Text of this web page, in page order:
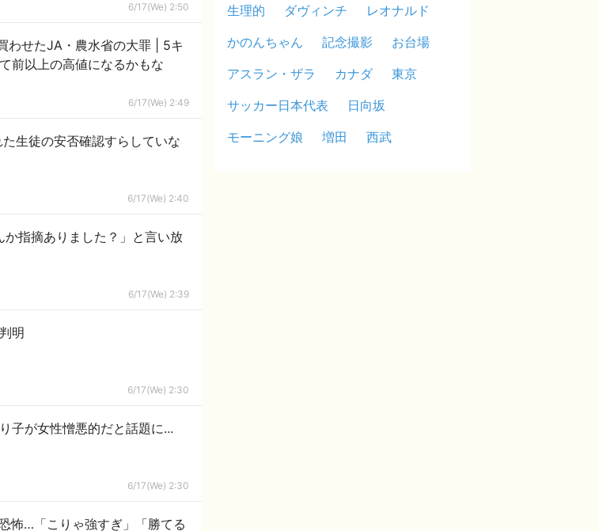
6/17(We) 2:50
たJA・農水省の大罪 | 5キ
前以上の高値になるかもな
6/17(We) 2:49
生徒の安否確認すらしていな
6/17(We) 2:40
指摘ありました？」と言い放
6/17(We) 2:39
明
6/17(We) 2:30
子が女性憎悪的だと話題に...
6/17(We) 2:30
怖…「こりゃ強すぎ」「勝てる
生理的
ダヴィンチ
レオナルド
かのんちゃん
記念撮影
お台場
アスラン・ザラ
カナダ
東京
サッカー日本代表
日向坂
モーニング娘
増田 西武